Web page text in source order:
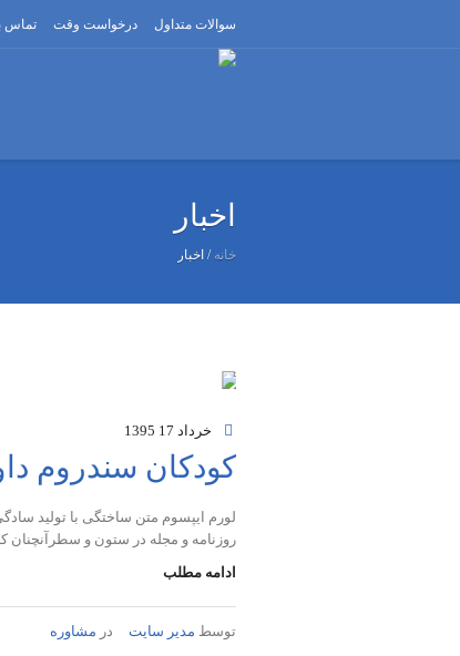
سوالات متداول درخواست وقت تماس
اخبار
خانه / اخبار
خرداد 17
کودکان سندروم
لورم ایپسوم متن ساختگی با تولید
روزنامه و مجله در ستون و سطرآنچنان
ادامه مطلب
توسط مدیر سایت در مشاوره